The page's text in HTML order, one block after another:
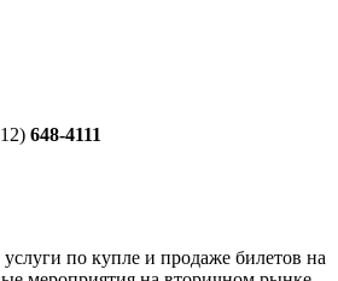
648-4111
услуги по купле и продаже билетов на